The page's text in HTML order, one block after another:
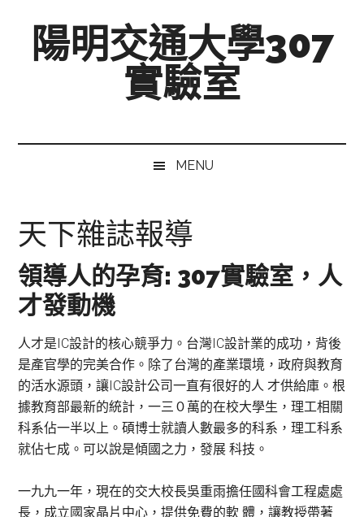
secondary陽明交通大學307
實驗室
Beyond
MENU
天下雜誌報導
領導人的孕育: 307實驗室，人
才發動機
人才是IC設計的核心競爭力。台灣IC設計業的成功，背後
是產官學的完美合作。除了台灣的產業環境，政府與教育
的活水源頭，讓IC設計公司一直有很好的人 才供給庫。根
據教育部最新的統計，一三０萬的在校大學生，理工相關
科系佔一半以上。碩博士就讀人數最多的科系，理工科系
就佔七成。可以說是傾國之力，發展 科技。
一九九一年，現在的交大校長吳重雨擔任國科會工程處處
長，成立國家晶片中心，提供免費的軟 體，讓教授帶著